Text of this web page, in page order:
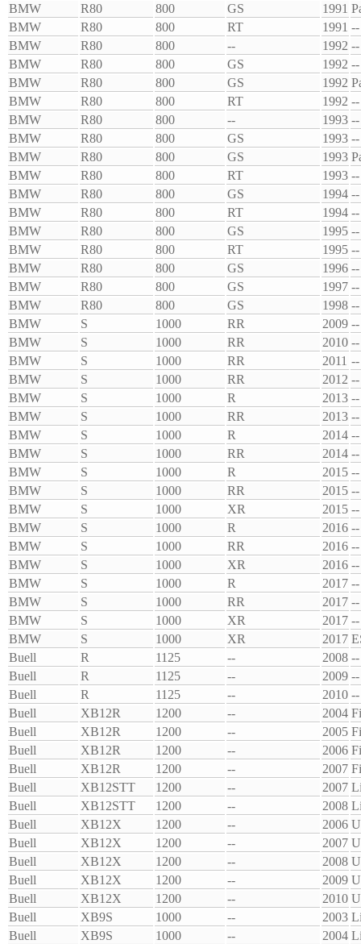
BMW
R80 800 GS 1991
BMW
R80 800 RT 1991 --
BMW
R80 800 -- 1992 --
BMW
R80 800 GS 1992 --
BMW
R80 800 GS 1992
BMW
R80 800 RT 1992 --
BMW
R80 800 -- 1993 --
BMW
R80 800 GS 1993 --
BMW
R80 800 GS 1993
BMW
R80 800 RT 1993 --
BMW
R80 800 GS 1994 --
BMW
R80 800 RT 1994 --
BMW
R80 800 GS 1995 --
BMW
R80 800 RT 1995 --
BMW
R80 800 GS 1996 --
BMW
R80 800 GS 1997 --
BMW
R80 800 GS 1998 --
BMW
S 1000 RR 2009 --
BMW
S 1000 RR 2010 --
BMW
S 1000 RR 2011 --
BMW
S 1000 RR 2012 --
BMW
S 1000 R 2013 --
BMW
S 1000 RR 2013 --
BMW
S 1000 R 2014 --
BMW
S 1000 RR 2014 --
BMW
S 1000 R 2015 --
BMW
S 1000 RR 2015 --
BMW
S 1000 XR 2015 --
BMW
S 1000 R 2016 --
BMW
S 1000 RR 2016 --
BMW
S 1000 XR 2016 --
BMW
S 1000 R 2017 --
BMW
S 1000 RR 2017 --
BMW
S 1000 XR 2017 --
BMW
S 1000 XR 2017
Buell
R 1125 -- 2008 --
Buell
R 1125 -- 2009 --
Buell
R 1125 -- 2010 --
Buell
XB12R 1200 -- 2004
Buell
XB12R 1200 -- 2005
Buell
XB12R 1200 -- 2006
Buell
XB12R 1200 -- 2007
Buell
XB12STT 1200 -- 2007
Buell
XB12STT 1200 -- 2008
Buell
XB12X 1200 -- 2006
Buell
XB12X 1200 -- 2007
Buell
XB12X 1200 -- 2008
Buell
XB12X 1200 -- 2009
Buell
XB12X 1200 -- 2010
Buell
XB9S 1000 -- 2003
Buell
XB9S 1000 -- 2004